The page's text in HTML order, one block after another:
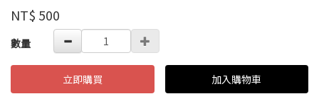
品牌
豐
NT$ 500
GOODS000000000000003716382
數量
立即購買 加入購物車